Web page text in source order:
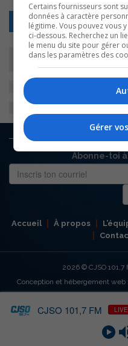
Retour
Abonne-toi
Accueil À propos
2026 © CJSO 101,7
Conception et hébergement
CJSO 101,7 FM LIVE
Certains fournisseurs sont
données à caractère
légitime. Vous pouvez vous
ci-dessous. Recherchez un
le menu du site pour gérer
dans les paramètres des
Gérer